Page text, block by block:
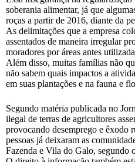
soberania alimentar, já que
roças a partir de 2016, diante da
As delimitações que a empresa
assentados de maneira irregular
moradores por áreas antes
Além disso, muitas famílias não
não sabem quais impactos a
em suas plantações e na fauna e
Segundo matéria publicada no
ilegal de terras de agricultores
provocando desemprego e êxodo
pessoas já deixaram as
Fazenda e Vila do Galo, segundo